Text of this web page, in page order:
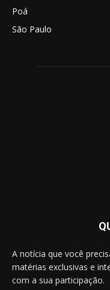
Poá
São Paulo
A notícia que você
matérias exclusivas e
com a sua participação.